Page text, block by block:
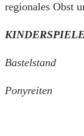
regionales Obst
KINDERSPIELE
Bastelstand
Ponyreiten